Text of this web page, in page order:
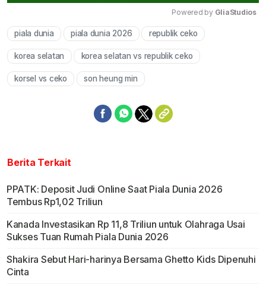
Powered by GliaStudios
piala dunia piala dunia 2026 republik ceko
korea selatan korea selatan vs republik ceko
korsel vs ceko son heung min
Berita Terkait
PPATK: Deposit Judi Online Saat Piala Dunia 2026
Tembus Rp1,02 Triliun
Kanada Investasikan Rp 11,8 Triliun untuk Olahraga Usai
Sukses Tuan Rumah Piala Dunia 2026
Shakira Sebut Hari-harinya Bersama Ghetto Kids Dipenuhi
Cinta